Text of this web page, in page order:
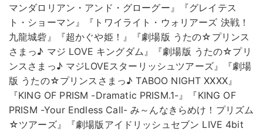
マンダロリアン・アンド・グローグー』『グレイテス
ト・ショーマン』『トワイライト・ウォリアーズ 決戦！
九龍城砦』『超かぐや姫！』『劇場版 うたの☆プリンス
さまっ♪ マジ LOVE キングダム』『劇場版 うたの☆プリ
ンスさまっ♪ マジLOVEスターリッシュツアーズ』『劇場
版 うたの☆プリンスさまっ♪ TABOO NIGHT XXXX』
『KING OF PRISM -Dramatic PRISM.1-』『KING OF
PRISM -Your Endless Call- み～んなきらめけ！プリズム
☆ツアーズ』『劇場版アイドリッシュセブン LIVE 4bit